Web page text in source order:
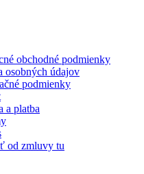
obchodné podmienky
osobných údajov
podmienky
a platba
od zmluvy tu